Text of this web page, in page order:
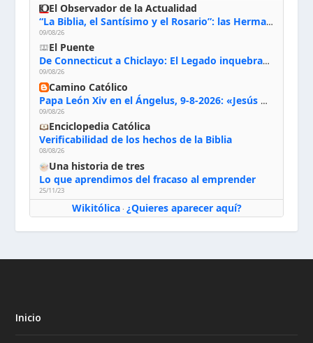
El Observador de la Actualidad
“La Biblia, el Santísimo y el Rosario”: las Hermanas de Belén, evacuadas por el incendio de Huelva, España
09/08/26
El Puente
De Connecticut a Chiclayo: El Legado inquebrantable de Monseñor Juan Tomis Stack
09/08/26
Camino Católico
Papa León Xiv en el Ángelus, 9-8-2026: «Jesús no nos abandona y si lo acogemos con humildad con la oración, los sacramentos y la escucha de su Palabra, en Él encontraremos paz, luz y fuerza para nuestro camino»
09/08/26
Enciclopedia Católica
Verificabilidad de los hechos de la Biblia
08/08/26
Una historia de tres
Lo que aprendimos del fracaso al emprender
25/11/23
Wikitólica· ¿Quieres aparecer aquí?
Inicio